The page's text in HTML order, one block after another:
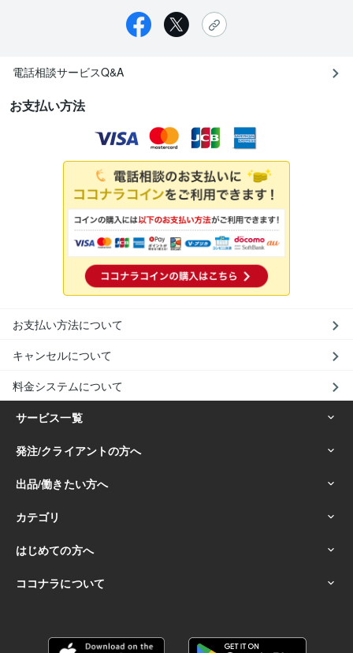
電話相談サービスQ&A
お支払い方法
お支払い方法について
キャンセルについて
料金システムについて